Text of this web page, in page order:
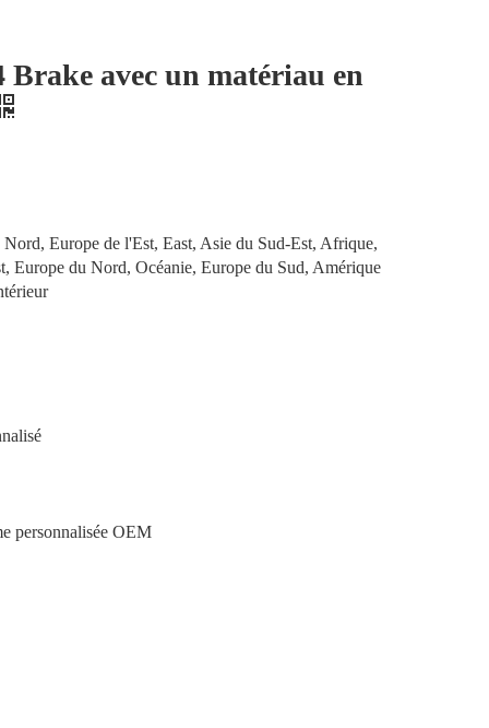
Brake avec un matériau en
Europe de l'Est, East, Asie du Sud-Est, Afrique,
Europe du Nord, Océanie, Europe du Sud, Amérique
personnalisée OEM